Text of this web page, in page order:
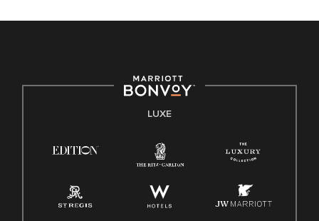
LUXE